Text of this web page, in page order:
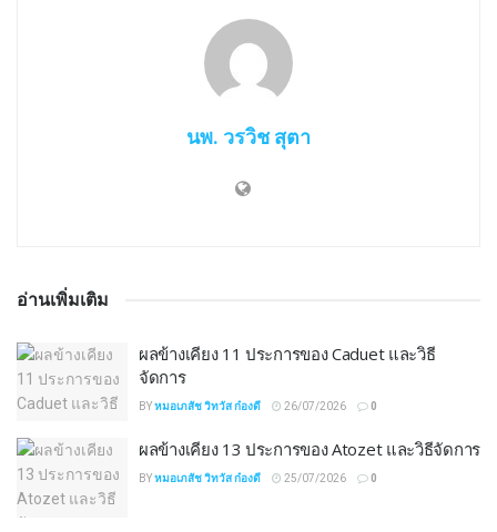
นพ. วรวิช สุตา
อ่านเพิ่มเติม
ผลข้างเคียง 11 ประการของ Caduet และวิธี
จัดการ
BYหมอเภสัช วิทวัส ก๋องดี 26/07/2026 0
ผลข้างเคียง 13 ประการของ Atozet และวิธีจัดการ
BYหมอเภสัช วิทวัส ก๋องดี 25/07/2026 0